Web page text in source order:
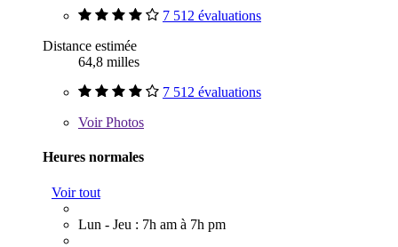
7 512 évaluations
Distance estimée
64,8 milles
7 512 évaluations
VoirPhotos
Heures normales
Voir tout
Lun - Jeu : 7h am à 7h pm